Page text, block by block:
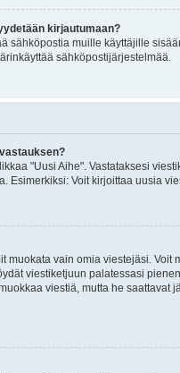
kirjautumaan?
sähköpostia muille käyttäjille
sähköpostijärjestelmää.
"Uusi Aihe". Vastataksesi
Voit kirjoittaa uusia
muokata vain omia viestejäsi.
viestiketjuun palatessasi
viestiä, mutta he